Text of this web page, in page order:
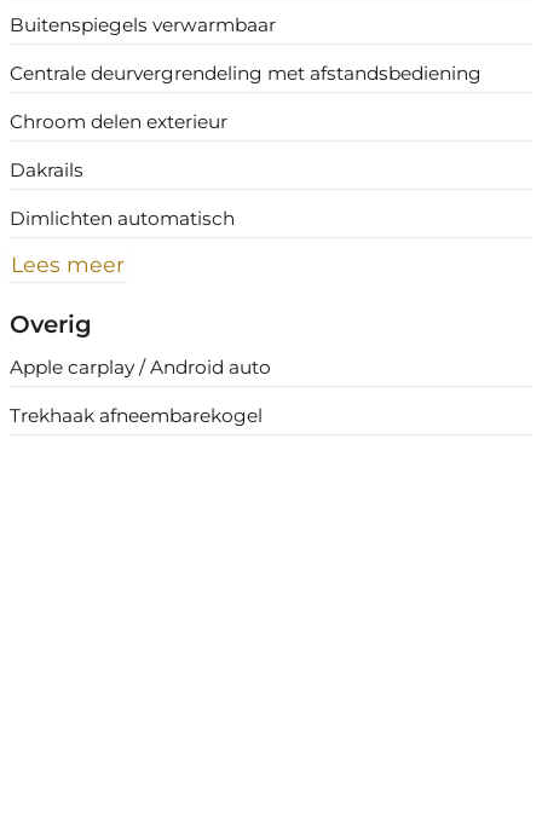
Buitenspiegels verwarmbaar
Centrale deurvergrendeling met afstandsbediening
Chroom delen exterieur
Dakrails
Dimlichten automatisch
Lees meer
Overig
Apple carplay / Android auto
Trekhaak afneembarekogel